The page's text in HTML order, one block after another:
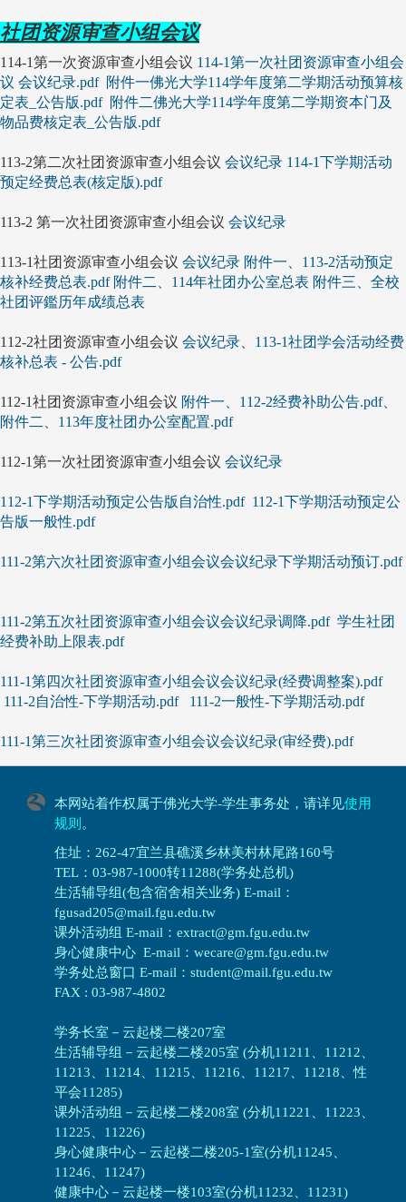
社团资源审查小组会议
114-1第一次资源审查小组会议 114-1第一次社团资源审查小组会
议 会议纪录.pdf 附件一佛光大学114学年度第二学期活动预算核
定表_公告版.pdf 附件二佛光大学114学年度第二学期资本门及
物品费核定表_公告版.pdf
113-2第二次社团资源审查小组会议 会议纪录 114-1下学期活动
预定经费总表(核定版).pdf
113-2 第一次社团资源审查小组会议 会议纪录
113-1社团资源审查小组会议 会议纪录 附件一、113-2活动预定
核补经费总表.pdf 附件二、114年社团办公室总表 附件三、全校
社团评鑑历年成绩总表
112-2社团资源审查小组会议 会议纪录
113-1社团学会活动经费
核补总表 - 公告.pdf
112-1社团资源审查小组会议 附件一、112-2经费补助公告.pdf、
附件二、113年度社团办公室配置.pdf
112-1第一次社团资源审查小组会议 会议纪录
112-1下学期活动预定公告版自治性.pdf 112-1下学期活动预定公
告版一般性.pdf
111-2第六次社团资源审查小组会议会议纪录下学期活动预订.pdf
111-2第五次社团资源审查小组会议会议纪录调降.pdf 学生社团
经费补助上限表.pdf
111-1第四次社团资源审查小组会议会议纪录(经费调整案).pdf
111-2自治性-下学期活动.pdf
111-2一般性-下学期活动.pdf
111-1第三次社团资源审查小组会议会议纪录(审经费).pdf
本网站着作权属于佛光大学-学生事务处，请详见使用
规则 。
住址：262-47宜兰县礁溪乡林美村林尾路160号
TEL：03-987-1000转11288(学务处总机)
生活辅导组(包含宿舍相关业务) E-mail：
fgusad205@mail.fgu.edu.tw
课外活动组 E-mail：extract@gm.fgu.edu.tw
身心健康中心 E-mail：wecare@gm.fgu.edu.tw
学务处总窗口 E-mail：student@mail.fgu.edu.tw
FAX : 03-987-4802
学务长室－云起楼二楼207室
生活辅导组 － 云起楼二楼205室 (分机11211、11212、
11213、11214、11215、11216、11217、11218、性
平会11285)
课外活动组 － 云起楼二楼208室 (分机11221、11223、
11225、11226)
身心健康中心 － 云起楼二楼205-1室(分机11245、
11246、11247)
健康中心－ 云起楼一楼103室(分机11232、11231)